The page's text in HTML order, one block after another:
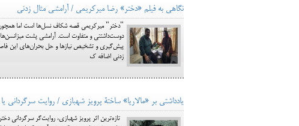
نگاهی به فیلم «دختر» رضا میرکریمی / آرامشی مثال زدنی
"دختر" میرکریمی قصه شکاف نسل‌ها است اما همچون
دوست‌داشتنی و متفاوت است. آرامشی پشت
پیش‌گیری و تشخیص نیازها و حل بحران‌های این
زدنی اضافه ک
یادداشتی بر «مالاریا» ساختۀ پرویز شهبازی / روایت سرگردانی
تازه‌ترین اثر پرویز شهبازی، روایت‌گر سرگردانی